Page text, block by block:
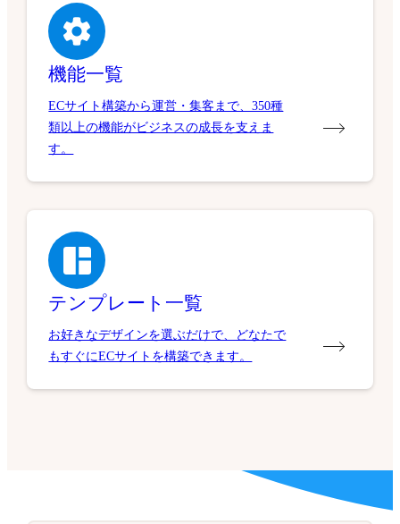
機能一覧
ECサイト構築から運営・集客まで、350種
類以上の機能がビジネスの成長を支えま
す。
テンプレート一覧
お好きなデザインを選ぶだけで、どなたで
もすぐにECサイトを構築できます。